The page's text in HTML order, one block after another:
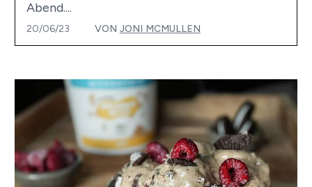
Abend....
20/06/23 VON JONI MCMULLEN